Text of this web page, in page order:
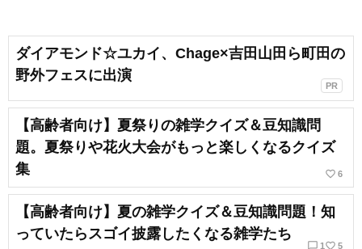
ダイアモンド☆ユカイ、Chage×吉田山田ら町田の
野外フェスに出演
PR
【高齢者向け】夏祭りの雑学クイズ＆豆知識問
題。夏祭りや花火大会がもっと楽しくなるクイズ
集
favorite_border 6
【高齢者向け】夏の雑学クイズ＆豆知識問題！知
っていたらスゴイ披露したくなる雑学たち
chat_bubble_outline 1 favorite_border 5